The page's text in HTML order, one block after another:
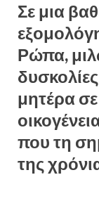
Σε μια
Ρώπα,
μητέρα
που τη
της